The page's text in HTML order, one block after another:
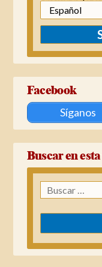
Facebook
Síganos
Buscar en esta
Buscar: